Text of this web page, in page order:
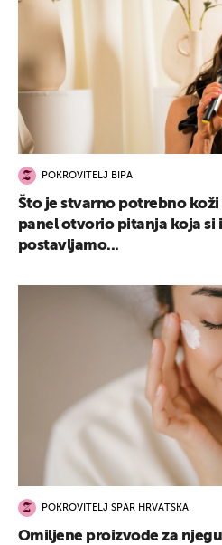
POKROVITELJ BIPA
Što je stvarno potrebno koži
panel otvorio pitanja koja si
postavljamo...
POKROVITELJ SPAR HRVATSKA
Omiljene proizvode za